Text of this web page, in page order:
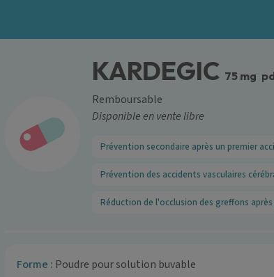
KARDEGIC 75 mg
Remboursable
Disponible en vente libre
Prévention secondaire après un premier
Prévention des accidents vasculaires
Réduction de l'occlusion des greffons
Forme : Poudre pour solution buvable